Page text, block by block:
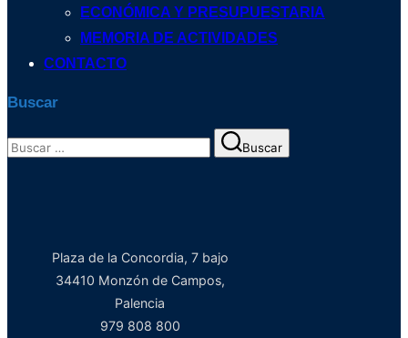
ECONÓMICA Y PRESUPUESTARIA
MEMORIA DE ACTIVIDADES
CONTACTO
Buscar
Buscar:
Buscar
Plaza de la Concordia, 7 bajo
34410 Monzón de Campos,
Palencia
979 808 800